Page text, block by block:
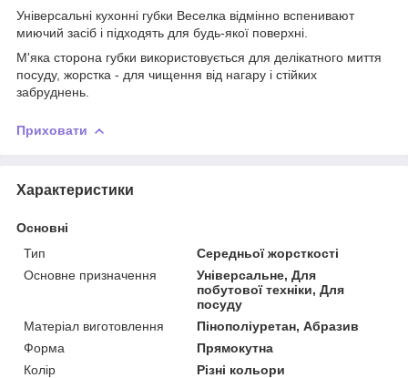
Універсальні кухонні губки Веселка відмінно вспенивают
миючий засіб і підходять для будь-якої поверхні.
М'яка сторона губки використовується для делікатного миття
посуду, жорстка - для чищення від нагару і стійких
забруднень.
Приховати
Характеристики
Основні
Тип
Середньої жорсткості
Основне призначення
Універсальне, Для
побутової техніки, Для
посуду
Матеріал виготовлення
Пінополіуретан, Абразив
Форма
Прямокутна
Колір
Різні кольори